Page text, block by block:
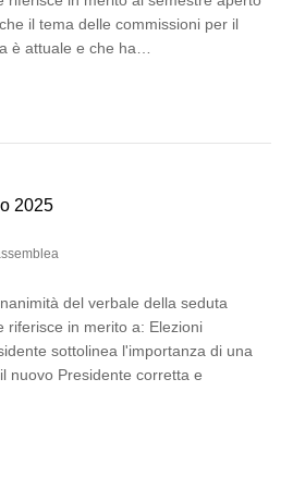
il tema delle commissioni per il
è attuale e che ha…
2025
del verbale della seduta
riferisce in merito a: Elezioni
sottolinea l'importanza di una
nuovo Presidente corretta e